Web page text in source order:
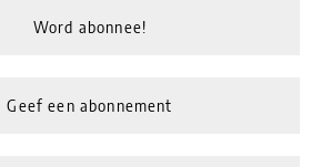
Word abonnee!
Geef een abonnement